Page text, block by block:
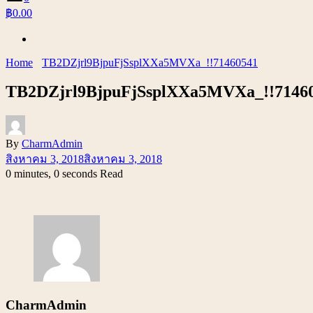
฿0.00
Home TB2DZjrl9BjpuFjSsplXXa5MVXa_!!71460541
By CharmAdmin
สิงหาคม 3, 2018สิงหาคม 3, 2018
0 minutes, 0 seconds Read
CharmAdmin